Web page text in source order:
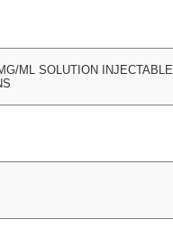
ML SOLUTION INJECTABLE